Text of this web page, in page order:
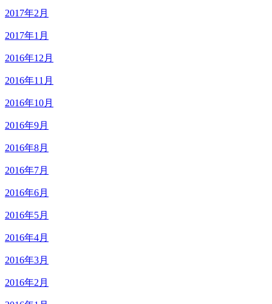
2017年2月
2017年1月
2016年12月
2016年11月
2016年10月
2016年9月
2016年8月
2016年7月
2016年6月
2016年5月
2016年4月
2016年3月
2016年2月